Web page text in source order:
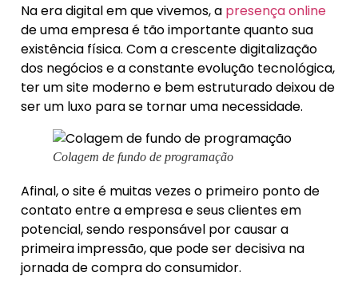
Na era digital em que vivemos, a presença online
de uma empresa é tão importante quanto sua
existência física. Com a crescente digitalização
dos negócios e a constante evolução tecnológica,
ter um site moderno e bem estruturado deixou de
ser um luxo para se tornar uma necessidade.
Colagem de fundo de programação
Afinal, o site é muitas vezes o primeiro ponto de
contato entre a empresa e seus clientes em
potencial, sendo responsável por causar a
primeira impressão, que pode ser decisiva na
jornada de compra do consumidor.